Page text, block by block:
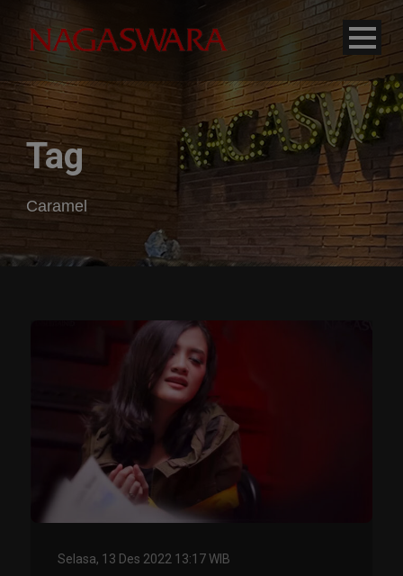
Tag
Caramel
Selasa, 13 Des 2022 13:17 WIB
modal-check